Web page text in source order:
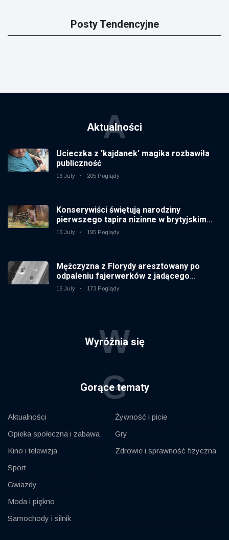
Posty Tendencyjne
Aktualności
A
Ucieczka z 'kajdanek' magika rozbawiła
publiczność
16 July 205 Poglądy
Konserywiści świętują narodziny
pierwszego tapira nizinne w brytyjskim
zoo od 14 lat
16 July 195 Poglądy
Mężczyzna z Florydy aresztowany po
odpaleniu fajerwerków z jadącego
samochodu
16 July 173 Poglądy
Wyróżnia się
W
Gorące tematy
G
Aktualności
Opieka społeczna i zabawa
Kino i telewizja
Sport
Gwiazdy
Moda i piękno
Samochody i silnik
Żywność i picie
Gry
Zdrowie i sprawność fizyczna